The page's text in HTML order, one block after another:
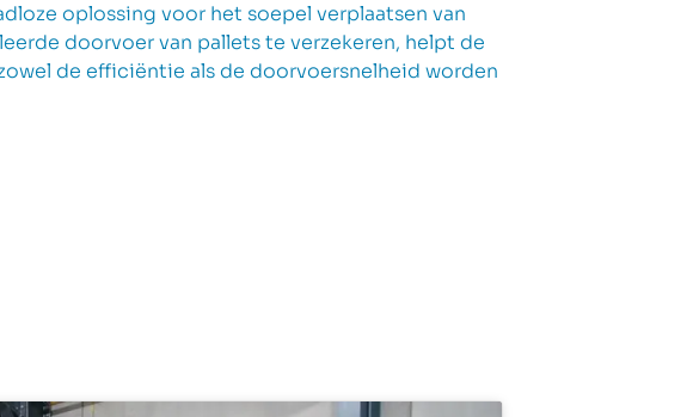
oplossing voor het soepel verplaatsen van
doorvoer van pallets te verzekeren, helpt de
de efficiëntie als de doorvoersnelheid worden